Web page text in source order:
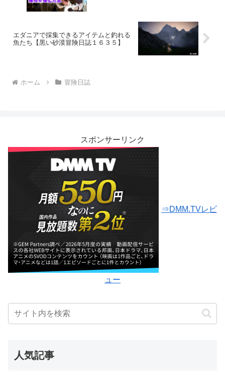
エダニアで採集できるアイテムと釣れる
魚たち【黒い砂漠冒険日誌１６３５】
ホーム 冒険日誌
スポンサーリンク
⇒DMM.TVレビ
ュー
人気記事